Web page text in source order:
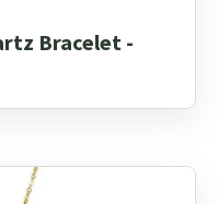
Bracelet -